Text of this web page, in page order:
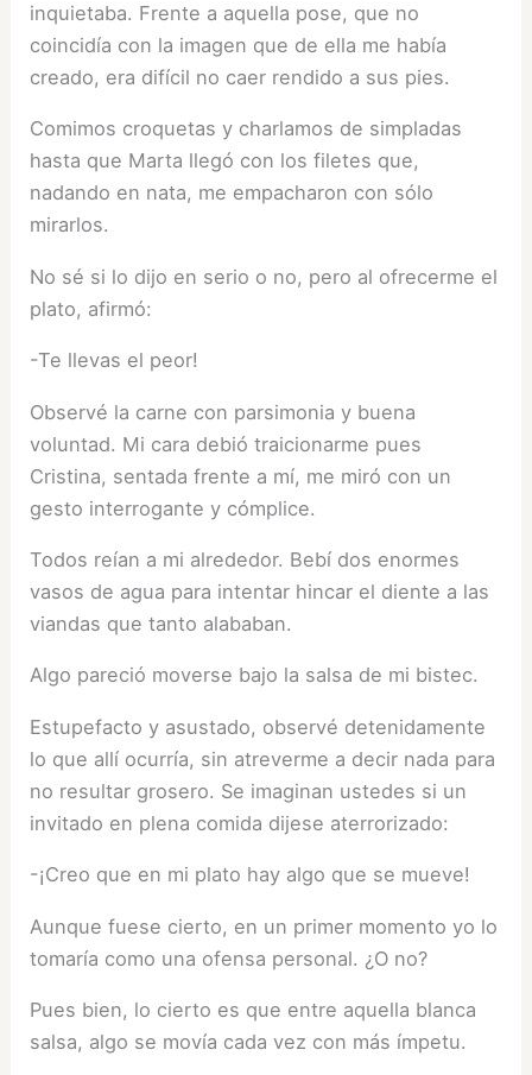
inquietaba. Frente a aquella pose, que no
coincidía con la imagen que de ella me había
creado, era difícil no caer rendido a sus pies.
Comimos croquetas y charlamos de simpladas
hasta que Marta llegó con los filetes que,
nadando en nata, me empacharon con sólo
mirarlos.
No sé si lo dijo en serio o no, pero al ofrecerme el
plato, afirmó:
-Te llevas el peor!
Observé la carne con parsimonia y buena
voluntad. Mi cara debió traicionarme pues
Cristina, sentada frente a mí, me miró con un
gesto interrogante y cómplice.
Todos reían a mi alrededor. Bebí dos enormes
vasos de agua para intentar hincar el diente a las
viandas que tanto alababan.
Algo pareció moverse bajo la salsa de mi bistec.
Estupefacto y asustado, observé detenidamente
lo que allí ocurría, sin atreverme a decir nada para
no resultar grosero. Se imaginan ustedes si un
invitado en plena comida dijese aterrorizado:
-¡Creo que en mi plato hay algo que se mueve!
Aunque fuese cierto, en un primer momento yo lo
tomaría como una ofensa personal. ¿O no?
Pues bien, lo cierto es que entre aquella blanca
salsa, algo se movía cada vez con más ímpetu.